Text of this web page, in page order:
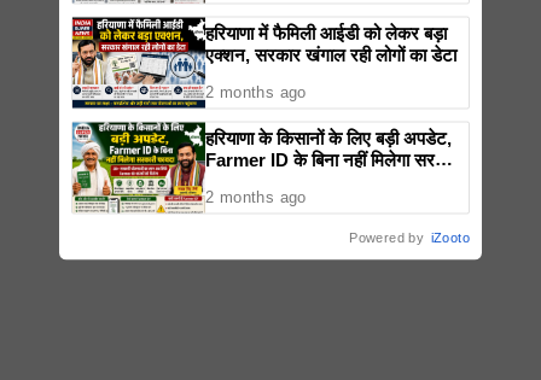
हरियाणा में फैमिली आईडी को लेकर बड़ा
एक्शन, सरकार खंगाल रही लोगों का डेटा
2 months ago
हरियाणा के किसानों के लिए बड़ी अपडेट,
Farmer ID के बिना नहीं मिलेगा सरकारी
2 months ago
Powered by iZooto